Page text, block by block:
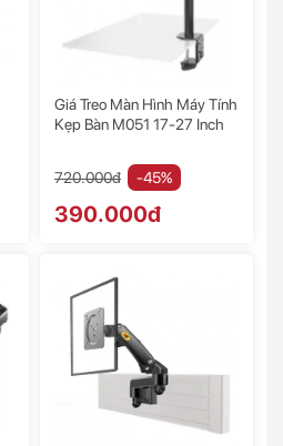
Giá Treo Màn Hình Máy Tính
Kẹp Bàn M051 17-27 Inch
720.000đ -45%
390.000đ